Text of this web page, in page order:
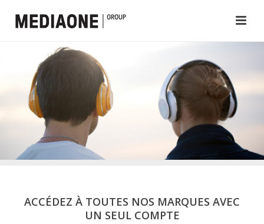
ACCÉDEZ À TOUTES NOS MARQUES AVEC
UN SEUL COMPTE